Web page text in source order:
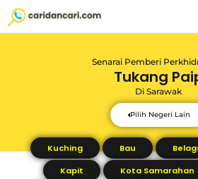
Senarai Pemberi
Tukang
Di Sarawak
Pilih Negeri Lain
Kuching Bau
Kapit
Kota Samarahan